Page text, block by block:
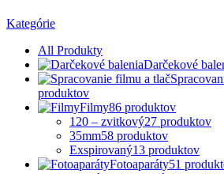
Kategórie
All Produkty
Darčekové
produktov
Filmy86 produktov
120 – zvitkový27 produktov
35mm58 produktov
Exspirovaný13 produktov
Fotoaparáty51